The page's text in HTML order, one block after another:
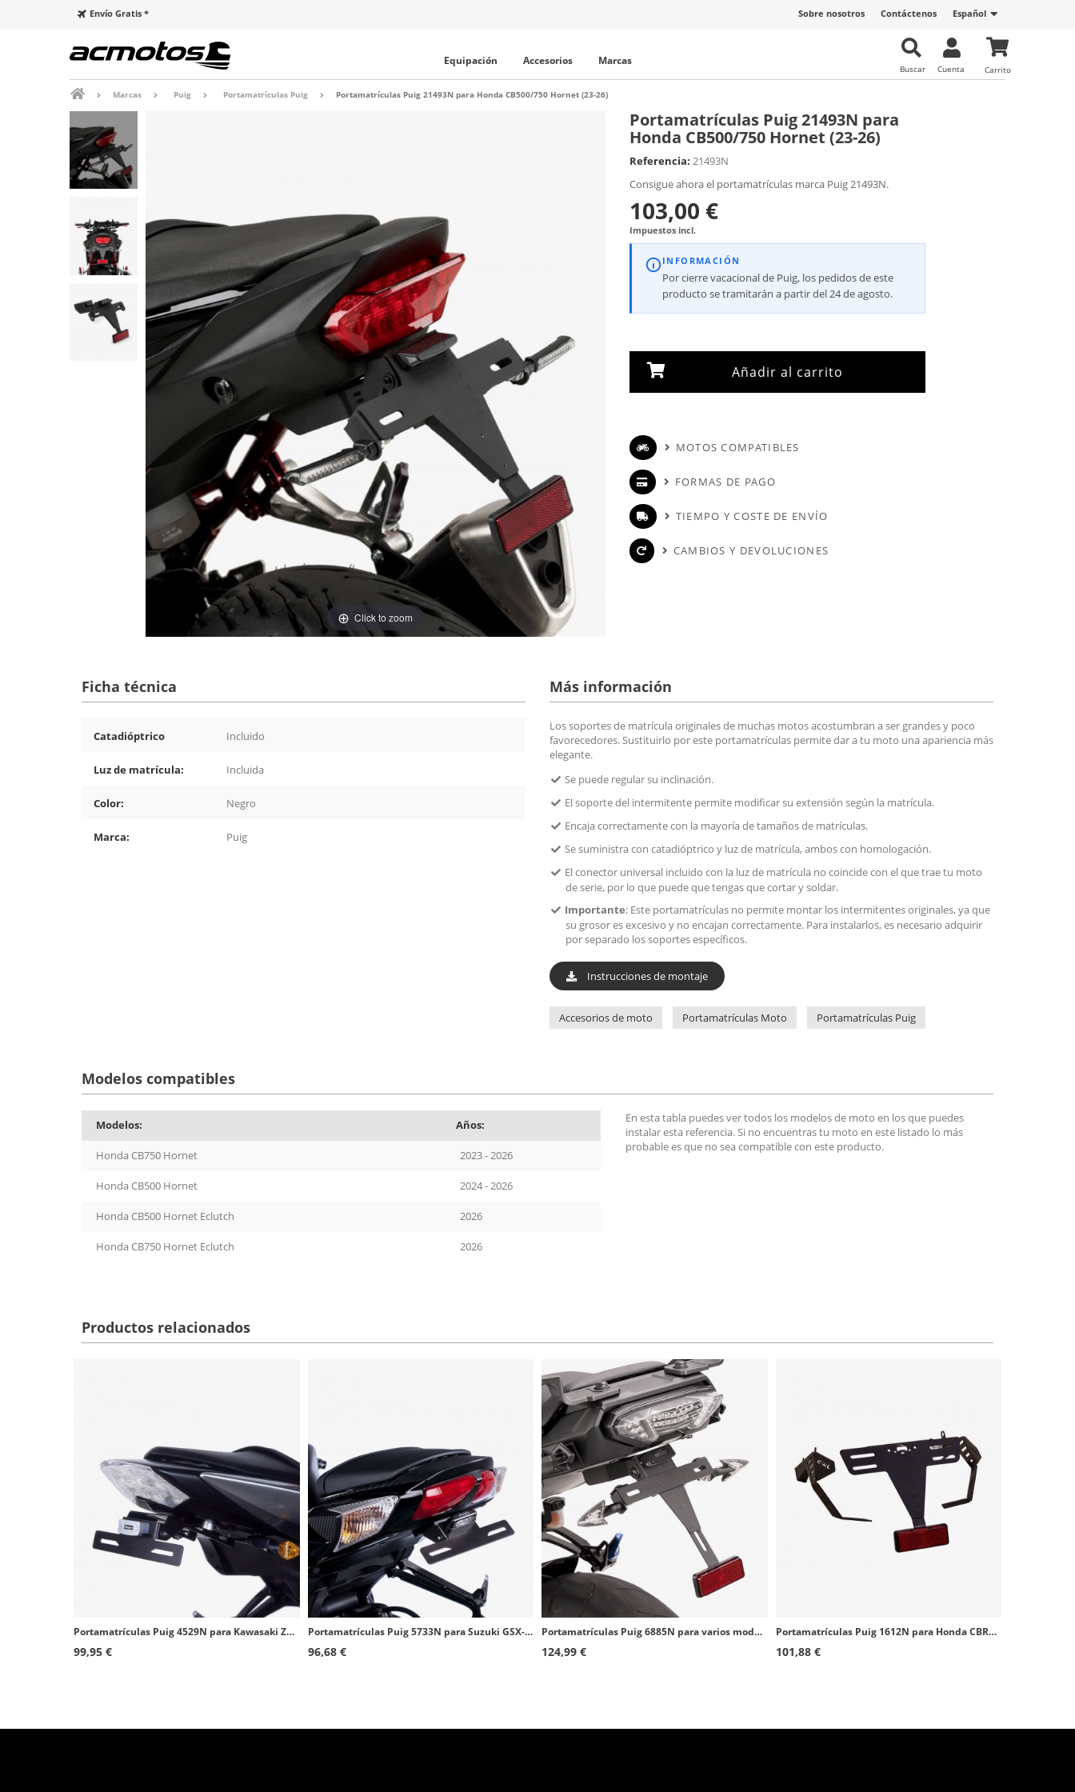
Español
Contáctenos
Sobre nosotros
Envío Gratis *
Carrito
Cuenta
Buscar
Equipación Accesorios Marcas
Marcas Puig Portamatrículas Puig Portamatrículas Puig 21493N para Honda CB500/750 Hornet (23-26)
Click to zoom
Portamatrículas Puig 21493N para
Honda CB500/750 Hornet (23-26)
Referencia: 21493N
Consigue ahora el portamatrículas marca Puig 21493N.
103,00 €
Impuestos incl.
INFORMACIÓN
Por cierre vacacional de Puig, los pedidos de este
producto se tramitarán a partir del 24 de agosto.
Añadir al carrito
MOTOS COMPATIBLES
FORMAS DE PAGO
TIEMPO Y COSTE DE ENVÍO
CAMBIOS Y DEVOLUCIONES
Ficha técnica
Catadióptrico Incluido
Luz de matrícula: Incluida
Color: Negro
Marca: Puig
Más información
Los soportes de matrícula originales de muchas motos acostumbran a ser grandes y poco
favorecedores. Sustituirlo por este portamatrículas permite dar a tu moto una apariencia más
elegante.
Se puede regular su inclinación.
El soporte del intermitente permite modificar su extensión según la matrícula.
Encaja correctamente con la mayoría de tamaños de matrículas.
Se suministra con catadióptrico y luz de matrícula, ambos con homologación.
El conector universal incluido con la luz de matrícula no coincide con el que trae tu moto
de serie, por lo que puede que tengas que cortar y soldar.
Importante: Este portamatrículas no permite montar los intermitentes originales, ya que
su grosor es excesivo y no encajan correctamente. Para instalarlos, es necesario adquirir
por separado los soportes específicos.
Instrucciones de montaje
Accesorios de moto Portamatrículas Moto Portamatrículas Puig
Modelos compatibles
Modelos: Años:
Honda CB750 Hornet 2023 - 2026
Honda CB500 Hornet 2024 - 2026
Honda CB500 Hornet Eclutch 2026
Honda CB750 Hornet Eclutch 2026
En esta tabla puedes ver todos los modelos de moto en los que puedes
instalar esta referencia. Si no encuentras tu moto en este listado lo más
probable es que no sea compatible con este producto.
Productos relacionados
Portamatrículas Puig 4529N para Kawasaki Z1000 (07-09), Z750 (07-12)
99,95 €
Portamatrículas Puig 5733N para Suzuki GSX-R600 (11-16), GSX-R750 (11-16)
96,68 €
Portamatrículas Puig 6885N para varios modelos de Yamaha
124,99 €
Portamatrículas Puig 1612N para Honda CBR600RR (03-06)
101,88 €